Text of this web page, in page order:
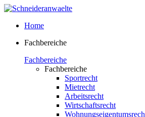
Home
Fachbereiche
Fachbereiche
Fachbereiche
Sportrecht
Mietrecht
Arbeitsrecht
Wirtschaftsrecht